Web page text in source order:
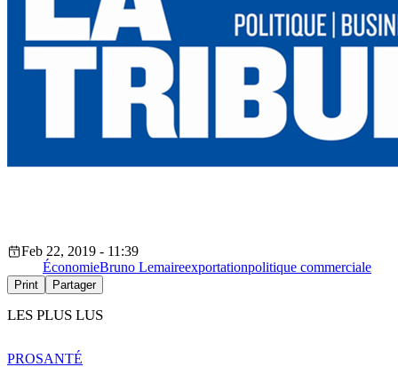
Feb 22, 2019 - 11:39
ÉconomieBruno Lemaireexportationpolitique commerciale
Print Partager
LES PLUS LUS
PROSANTÉ